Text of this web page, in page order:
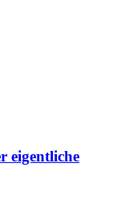
eigentliche